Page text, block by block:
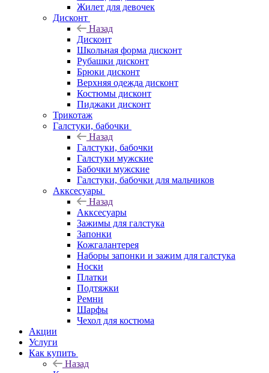
Жилет для девочек
Дисконт
Назад
Дисконт
Школьная форма дисконт
Рубашки дисконт
Брюки дисконт
Верхняя одежда дисконт
Костюмы дисконт
Пиджаки дисконт
Трикотаж
Галстуки, бабочки
Назад
Галстуки, бабочки
Галстуки мужские
Бабочки мужские
Галстуки, бабочки для мальчиков
Акксесуары
Назад
Акксесуары
Зажимы для галстука
Запонки
Кожгалантерея
Наборы запонки и зажим для галстука
Носки
Платки
Подтяжки
Ремни
Шарфы
Чехол для костюма
Акции
Услуги
Как купить
Назад